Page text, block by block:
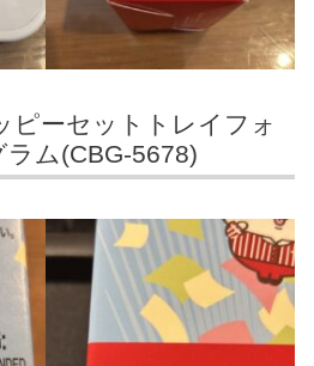
ピーセットトレイフォ
ラム(CBG-5678)